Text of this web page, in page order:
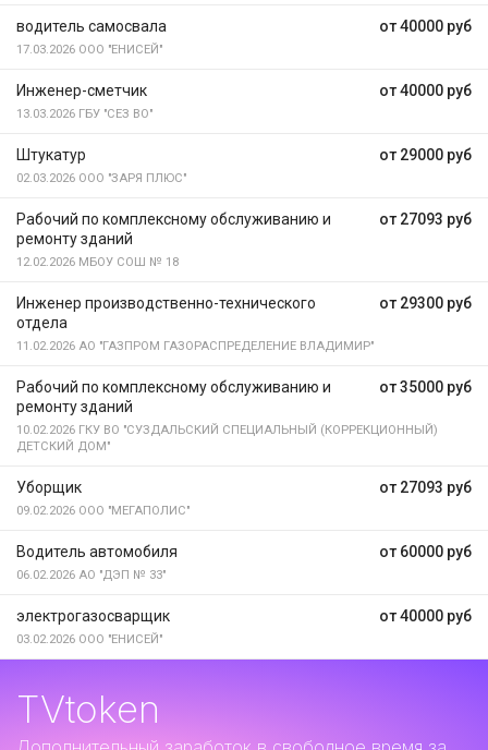
от 40000 руб
водитель самосвала
17.03.2026 ООО "ЕНИСЕЙ"
от 40000 руб
Инженер-сметчик
13.03.2026 ГБУ "СЕЗ ВО"
от 29000 руб
Штукатур
02.03.2026 ООО "ЗАРЯ ПЛЮС"
от 27093 руб
Рабочий по комплексному обслуживанию и
ремонту зданий
12.02.2026 МБОУ СОШ № 18
от 29300 руб
Инженер производственно-технического
отдела
11.02.2026 АО "ГАЗПРОМ ГАЗОРАСПРЕДЕЛЕНИЕ ВЛАДИМИР"
от 35000 руб
Рабочий по комплексному обслуживанию и
ремонту зданий
10.02.2026 ГКУ ВО "СУЗДАЛЬСКИЙ СПЕЦИАЛЬНЫЙ (КОРРЕКЦИОННЫЙ)
ДЕТСКИЙ ДОМ"
от 27093 руб
Уборщик
09.02.2026 ООО "МЕГАПОЛИС"
от 60000 руб
Водитель автомобиля
06.02.2026 АО "ДЭП № 33"
от 40000 руб
электрогазосварщик
03.02.2026 ООО "ЕНИСЕЙ"
TVtoken